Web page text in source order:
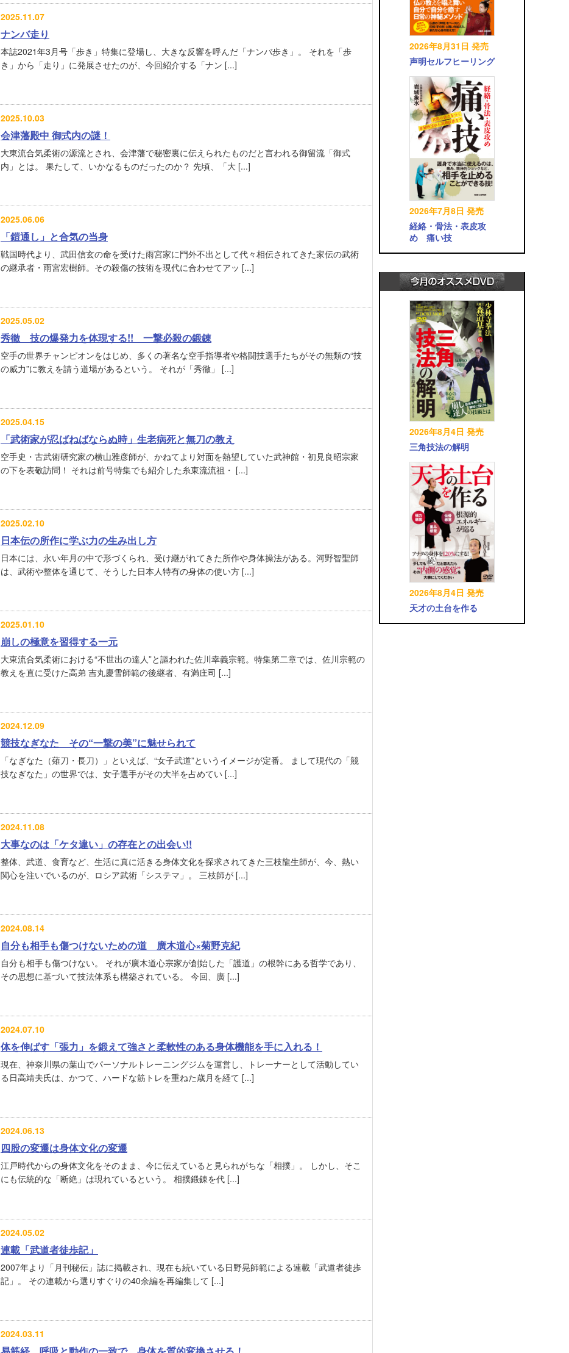
2025.11.07
ナンバ走り
本誌2021年3月号「歩き」特集に登場し、大きな反響を呼んだ「ナンバ歩き」。 それを「歩
き」から「走り」に発展させたのが、今回紹介する「ナン [...]
2025.10.03
会津藩殿中 御式内の謎！
大東流合気柔術の源流とされ、会津藩で秘密裏に伝えられたものだと言われる御留流「御式
内」とは。 果たして、いかなるものだったのか？ 先頃、「大 [...]
2025.06.06
「鎧通し」と合気の当身
戦国時代より、武田信玄の命を受けた雨宮家に門外不出として代々相伝されてきた家伝の武術
の継承者・雨宮宏樹師。その殺傷の技術を現代に合わせてアッ [...]
2025.05.02
秀徹 技の爆発力を体現する!! 一撃必殺の鍛錬
空手の世界チャンピオンをはじめ、多くの著名な空手指導者や格闘技選手たちがその無類の“技
の威力”に教えを請う道場があるという。 それが「秀徹」 [...]
2025.04.15
「武術家が忍ばねばならぬ時」生老病死と無刀の教え
空手史・古武術研究家の横山雅彦師が、かねてより対面を熱望していた武神館・初見良昭宗家
の下を表敬訪問！ それは前号特集でも紹介した糸東流流祖・ [...]
2025.02.10
日本伝の所作に学ぶ力の生み出し方
日本には、永い年月の中で形づくられ、受け継がれてきた所作や身体操法がある。河野智聖師
は、武術や整体を通じて、そうした日本人特有の身体の使い方 [...]
2025.01.10
崩しの極意を習得する一元
大東流合気柔術における“不世出の達人”と謳われた佐川幸義宗範。特集第二章では、佐川宗範の
教えを直に受けた高弟 吉丸慶雪師範の後継者、有満庄司 [...]
2024.12.09
競技なぎなた その“一撃の美”に魅せられて
「なぎなた（薙刀・長刀）」といえば、“女子武道”というイメージが定番。 まして現代の「競
技なぎなた」の世界では、女子選手がその大半を占めてい [...]
2024.11.08
大事なのは「ケタ違い」の存在との出会い!!
整体、武道、食育など、生活に真に活きる身体文化を探求されてきた三枝龍生師が、今、熱い
関心を注いでいるのが、ロシア武術「システマ」。 三枝師が [...]
2024.08.14
自分も相手も傷つけないための道 廣木道心×菊野克紀
自分も相手も傷つけない。 それが廣木道心宗家が創始した「護道」の根幹にある哲学であり、
その思想に基づいて技法体系も構築されている。 今回、廣 [...]
2024.07.10
体を伸ばす「張力」を鍛えて強さと柔軟性のある身体機能を手に入れる！
現在、神奈川県の葉山でパーソナルトレーニングジムを運営し、トレーナーとして活動してい
る日高靖夫氏は、かつて、ハードな筋トレを重ねた歳月を経て [...]
2024.06.13
四股の変遷は身体文化の変遷
江戸時代からの身体文化をそのまま、今に伝えていると見られがちな「相撲」。 しかし、そこ
にも伝統的な「断絶」は現れているという。 相撲鍛錬を代 [...]
2024.05.02
連載「武道者徒歩記」
2007年より「月刊秘伝」誌に掲載され、現在も続いている日野晃師範による連載「武道者徒歩
記」。 その連載から選りすぐりの40余編を再編集して [...]
2024.03.11
2026年8月31日 発売
声明セルフヒーリング
2026年7月8日 発売
経絡・骨法・表皮攻
め 痛い技
2026年8月4日 発売
三角技法の解明
2026年8月4日 発売
天才の土台を作る